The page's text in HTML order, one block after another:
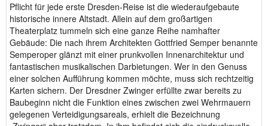
Pflicht für jede erste Dresden-Reise ist die wiederaufgebaute
historische innere Altstadt. Allein auf dem großartigen
Theaterplatz tummeln sich eine ganze Reihe namhafter
Gebäude: Die nach ihrem Architekten Gottfried Semper benannte
Semperoper glänzt mit einer prunkvollen Innenarchitektur und
fantastischen musikalischen Darbietungen. Wer in den Genuss
einer solchen Aufführung kommen möchte, muss sich rechtzeitig
Karten sichern. Der Dresdner Zwinger erfüllte zwar bereits zu
Baubeginn nicht die Funktion eines zwischen zwei Wehrmauern
gelegenen Verteidigungsareals, erhielt die Bezeichnung